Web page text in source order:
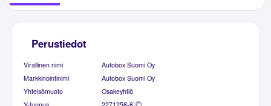
Perustiedot
Virallinen nimi
Autobox Suomi Oy
Markkinointinimi
Autobox Suomi Oy
Yhteisömuoto
Osakeyhtiö